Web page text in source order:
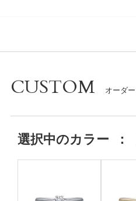
CUSTOM
選択中のカラー ：